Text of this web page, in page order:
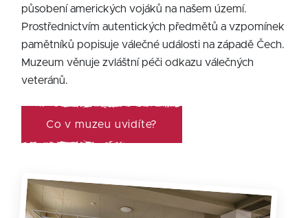
působení amerických vojáků na našem území.
Prostřednictvím autentických předmětů a vzpomínek
pamětníků popisuje válečné události na západě Čech.
Muzeum věnuje zvláštní péči odkazu válečných
veteránů.
Co v muzeu uvidíte?